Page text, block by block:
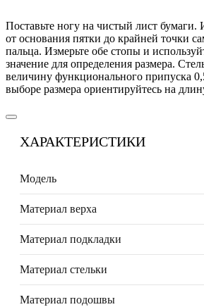
Поставьте ногу на чистый лист бумаги.
от основания пятки до крайней точки
пальца. Измерьте обе стопы и
значение для определения размера.
величину функционального припуска
выборе размера ориентируйтесь на
ХАРАКТЕРИСТИКИ
Модель
Материал верха
Материал подкладки
Материал стельки
Материал подошвы